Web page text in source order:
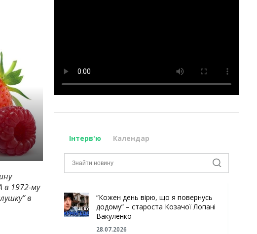
в 1972-му
в
Інтерв'ю Календар
“Кожен день вірю, що я повернусь
додому” – староста Козачої Лопані
Вакуленко
28.07.2026